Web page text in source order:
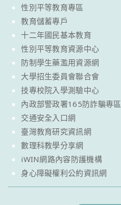
性別平等教育專區
教育儲蓄專戶
十二年國民基本教育
性別平等教育資源中心
防制學生藥濫用資源網
大學招生委員會聯合會
技專校院入學測驗中心
內政部警政署165防詐騙專區
交通安全入口網
臺灣教育研究資訊網
數理科教學分享網
iWIN網路內容防護機構
身心障礙權利公約資訊網